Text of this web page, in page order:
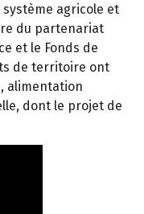
agricole et
du partenariat
et le Fonds de
de territoire ont
alimentation
dont le projet de